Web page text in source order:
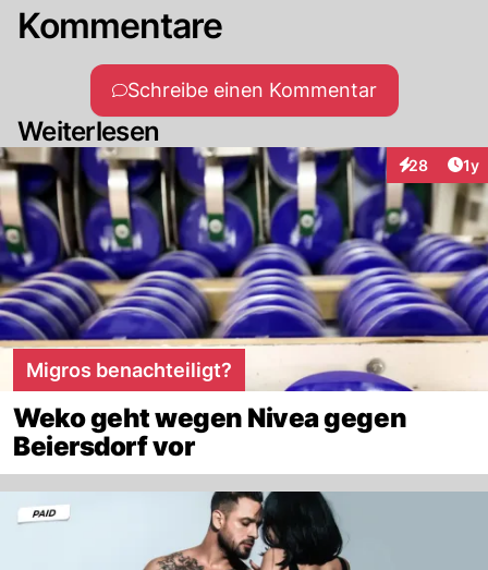
Kommentare
Schreibe einen Kommentar
Weiterlesen
28 1y
Migros benachteiligt?
Weko geht wegen Nivea gegen
Beiersdorf vor